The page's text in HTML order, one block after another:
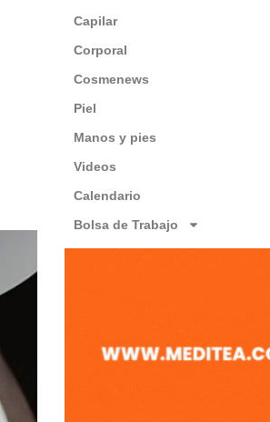
Capilar
Corporal
Cosmenews
Piel
Manos y pies
Videos
Calendario
Bolsa de Trabajo